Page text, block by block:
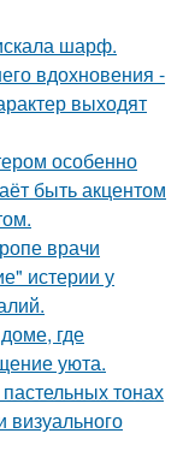
шарф.
вдохновения -
выходят
особенно
быть акцентом
врачи
истерии у
где
уюта.
тонах
визуального